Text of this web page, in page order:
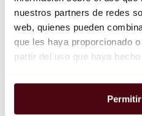
nuestros partners de redes
web, quienes pueden
que les haya proporcionado
partir del uso que haya
Balloon Dog (Orange)
Jeff Koons
10.000 €
Explorar